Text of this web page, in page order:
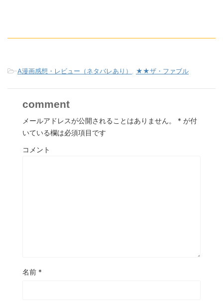
-A漫画感想・レビュー（ネタバレあり） ★★ザ・ファブル
comment
メールアドレスが公開されることはありません。 * が付
いている欄は必須項目です
コメント
名前 *